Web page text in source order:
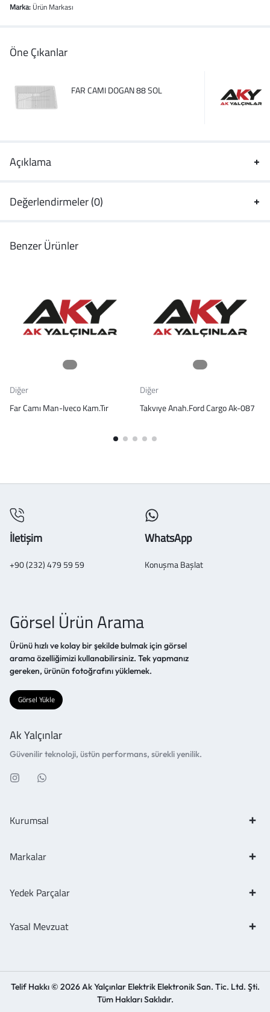
Marka: Ürün Markası
Öne Çıkanlar
FAR CAMI DOGAN 88 SOL
Açıklama
Değerlendirmeler (0)
Benzer Ürünler
Diğer
Far Camı Man-Iveco Kam.Tır
Diğer
Takvıye Anah.Ford Cargo Ak-087
İletişim
+90 (232) 479 59 59
WhatsApp
Konuşma Başlat
Görsel Ürün Arama
Ürünü hızlı ve kolay bir şekilde bulmak için görsel
arama özelliğimizi kullanabilirsiniz. Tek yapmanız
gereken, ürünün fotoğrafını yüklemek.
Görsel Yükle
Ak Yalçınlar
Güvenilir teknoloji, üstün performans, sürekli yenilik.
Kurumsal
Markalar
Yedek Parçalar
Yasal Mevzuat
Telif Hakkı © 2026 Ak Yalçınlar Elektrik Elektronik San. Tic. Ltd. Şti.
Tüm Hakları Saklıdır.